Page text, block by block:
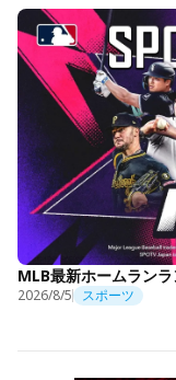
MLB最新ホームラン
2026/8/5 スポーツ